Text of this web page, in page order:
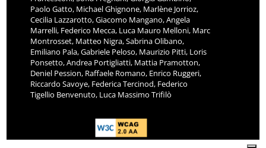
Paolo Gatto, Michael Ghignone, Marlène Jorrioz,
Cecilia Lazzarotto, Giacomo Mangano, Angela
Marrelli, Federico Mecca, Luca Mauro Melloni, Marc
Montrosset, Matteo Nigra, Sabrina Olibano,
Emiliano Pala, Gabriele Peloso, Maurizio Pitti, Loris
Ponsetto, Andrea Portigliatti, Mattia Pramotton,
Deniel Pession, Raffaele Romano, Enrico Ruggeri,
Riccardo Savoye, Federica Tercinod, Federico
Tigellio Benvenuto, Luca Massimo Trifilò